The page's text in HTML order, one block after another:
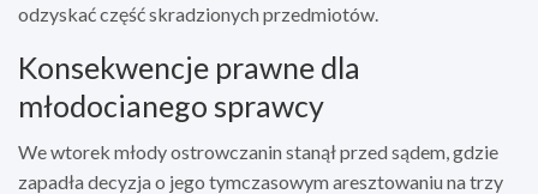
odzyskać część skradzionych przedmiotów.
Konsekwencje prawne dla
młodocianego sprawcy
We wtorek młody ostrowczanin stanął przed sądem, gdzie
zapadła decyzja o jego tymczasowym aresztowaniu na trzy